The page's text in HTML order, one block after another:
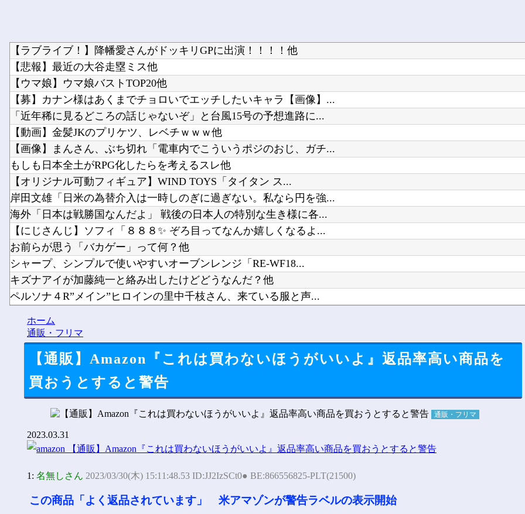
【ラブライブ！】降幡愛さんがドッキリGPに出演！！！！他
【悲報】最近の大谷走塁ミス他
【ウマ娘】ウマ娘バストTOP20他
【募】カナン様はあくまでチョロいでエッチしたいキャラ【画像】...
「近年稀に見るどころの話じゃないぞ」と台風15号の予想進路に...
【動画】金髪JKのプリケツ、レベチｗｗｗ他
【画像】まんさん、ぶち切れ「電車内でこういうポジのおじ、ガチ...
もしも日本全土がRPG化したらを考えるスレ他
【オリジナル可動フィギュア】WIND TOYS「タイタン ス...
岸田文雄「日米の為替介入は一時しのぎに過ぎない。私なら円を強...
海外「日本は戦勝国なんだよ」 戦後の日本人の特別な生き様に各...
【にじさんじ】ソフィ「８８８✨ ぞろ目ってなんか嬉しくなるよ...
お前らが思う「バカゲー」って何？他
シャープ、シンプルで使いやすいオーブンレンジ「RE-WF18...
キズナアイが加藤純一と絡み出したけどどうなんだ？他
ペルソナ４R”メイン”ヒロインの里中千枝さん、来ている服と声...
【ホロライブ】虎金妃笑虎「引っ越し先、洗濯機置き場がない 今...
ホーム
通販・フリマ
【通販】Amazon『これは買わないほうがいいよ』返品率高い商品を
買おうとすると警告
通販・フリマ
2023.03.31
1: 名無しさん 2023/03/30(木) 15:11:48.53 ID:JJ2IzSCt0● BE:866556825-PLT(21500)
この商品「よく返品されています」 米アマゾンが警告ラベルの表示開始